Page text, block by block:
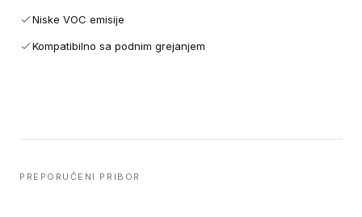
Niske VOC emisije
Kompatibilno sa podnim grejanjem
PREPORUČENI PRIBOR